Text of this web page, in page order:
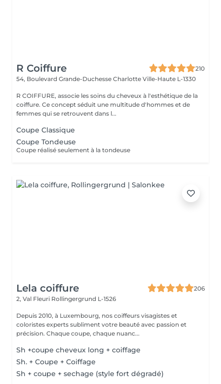
R Coiffure
210
54, Boulevard Grande-Duchesse Charlotte Ville-Haute L-1330
R COIFFURE, associe les soins du cheveux à l'esthétique de la
coiffure. Ce concept séduit une multitude d'hommes et de
femmes qui se retrouvent dans l...
Coupe Classique
Coupe Tondeuse
Coupe réalisé seulement à la tondeuse
Lela coiffure
206
2, Val Fleuri Rollingergrund L-1526
Depuis 2010, à Luxembourg, nos coiffeurs visagistes et
coloristes experts subliment votre beauté avec passion et
précision. Chaque coupe, chaque nuanc...
Sh +coupe cheveux long + coiffage
Sh. + Coupe + Coiffage
Sh + coupe + sechage (style fort dégradé)